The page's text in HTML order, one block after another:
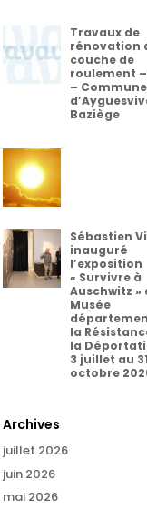
Travaux de
rénovation
couche de
roulement –
–
Baziège
Sébastien
inauguré
l’exposition
« Survivre à
Auschwitz »
Musée
la
la
3 juillet au 31
octobre
Archives
juillet 2026
juin 2026
mai 2026